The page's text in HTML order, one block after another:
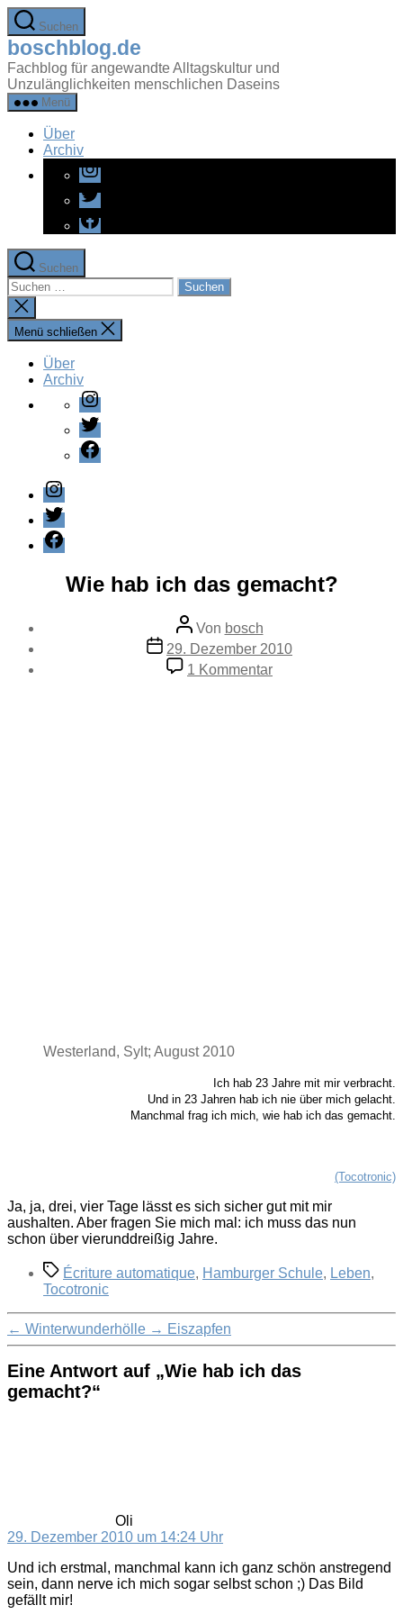
Zum
Inhalt
springen
Suchen
boschblog.de
Fachblog für angewandte Alltagskultur und
Unzulänglichkeiten menschlichen Daseins
Menü
Über
Archiv
Instagram
Twitter
Facebook
Suchen
Suchen
nach:
Suche
schließen
Menü schließen
Über
Archiv
Instagram
Twitter
Facebook
Instagram
Twitter
Facebook
KategorienWie hab ich das gemacht?
Beitragsautor
Von bosch
Veröffentlichungsdatum
29. Dezember 2010
1 Kommentarzu
Wie
Westerland, Sylt; August 2010
Ich hab 23 Jahre mit mir verbracht.
Und in 23 Jahren hab ich nie über mich gelacht.
Manchmal frag ich mich, wie hab ich das gemacht.
(Tocotronic)
Ja, ja, drei, vier Tage lässt es sich sicher gut mit mir
aushalten. Aber fragen Sie mich mal: ich muss das nun
schon über vierunddreißig Jahre.
Schlagwörter
Écriture automatique, Hamburger Schule, Leben,
Tocotronic
← Winterwunderhölle → Eiszapfen
Eine Antwort auf „Wie hab ich das
gemacht?“
Oli
29. Dezember 2010 um 14:24 Uhr
Und ich erstmal, manchmal kann ich ganz schön anstregend
sein, dann nerve ich mich sogar selbst schon ;) Das Bild
gefällt mir!